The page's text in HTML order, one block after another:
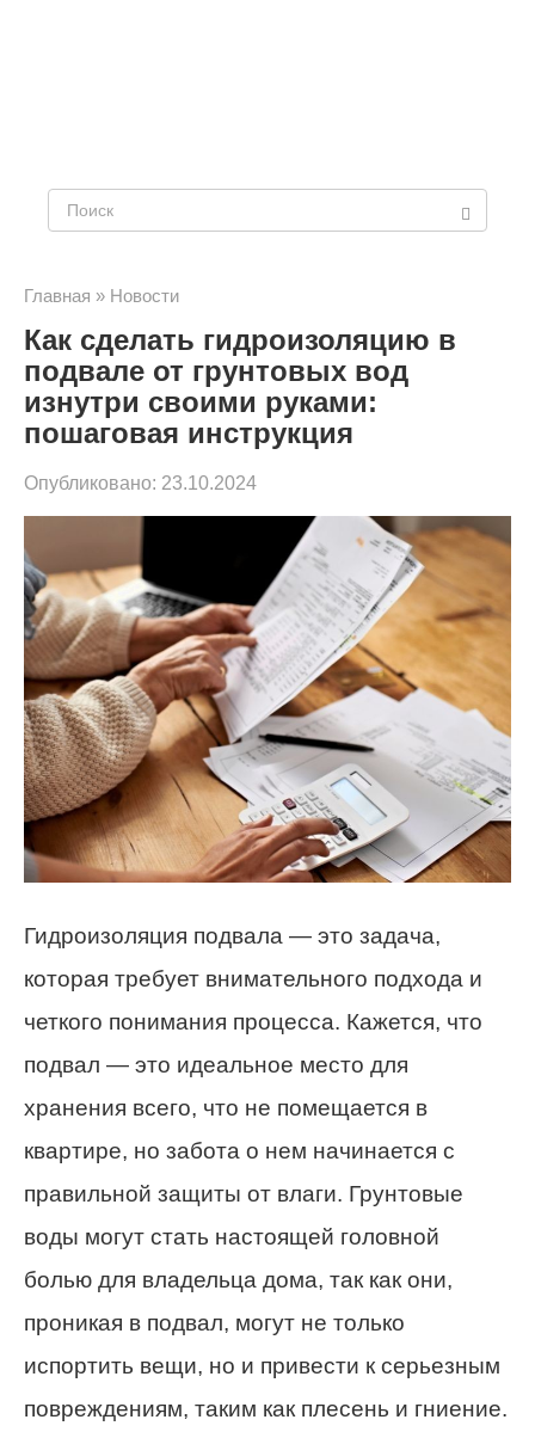
Главная » Новости
Как сделать гидроизоляцию в
подвале от грунтовых вод
изнутри своими руками:
пошаговая инструкция
Опубликовано: 23.10.2024
Гидроизоляция подвала — это задача,
которая требует внимательного подхода и
четкого понимания процесса. Кажется, что
подвал — это идеальное место для
хранения всего, что не помещается в
квартире, но забота о нем начинается с
правильной защиты от влаги. Грунтовые
воды могут стать настоящей головной
болью для владельца дома, так как они,
проникая в подвал, могут не только
испортить вещи, но и привести к серьезным
повреждениям, таким как плесень и гниение.